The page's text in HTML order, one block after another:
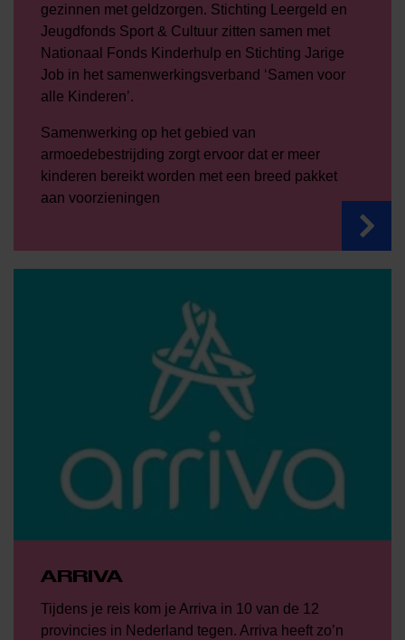
gezinnen met geldzorgen. Stichting Leergeld en
Jeugdfonds Sport & Cultuur zitten samen met
Nationaal Fonds Kinderhulp en Stichting Jarige
Job in het samenwerkingsverband ‘Samen voor
alle Kinderen’.
Samenwerking op het gebied van
armoedebestrijding zorgt ervoor dat er meer
kinderen bereikt worden met een breed pakket
aan voorzieningen
ARRIVA
Tijdens je reis kom je Arriva in 10 van de 12
provincies in Nederland tegen. Arriva heeft zo’n